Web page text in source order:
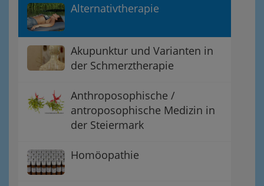
Alternativtherapie
Akupunktur und Varianten in
der Schmerztherapie
Anthroposophische /
antroposophische Medizin in
der Steiermark
Homöopathie